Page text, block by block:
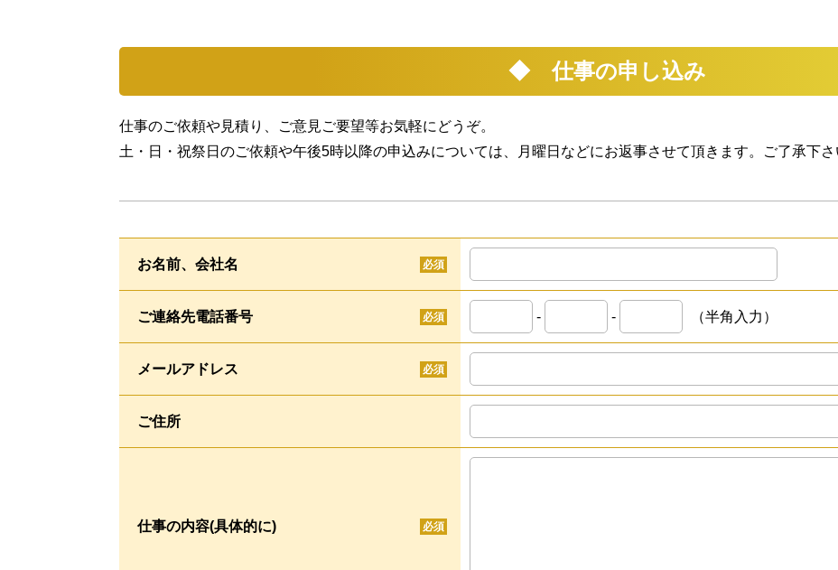
◆ 仕事の申し込み
仕事のご依頼や見積り、ご意見ご要望等お気軽にどうぞ。
土・日・祝祭日のご依頼や午後5時以降の申込みについては、月曜日などにお返事させて頂きます。ご了承下さ
お名前、会社名 必須
ご連絡先電話番号 必須 - - （半角入力）
メールアドレス 必須
ご住所
仕事の内容(具体的に) 必須